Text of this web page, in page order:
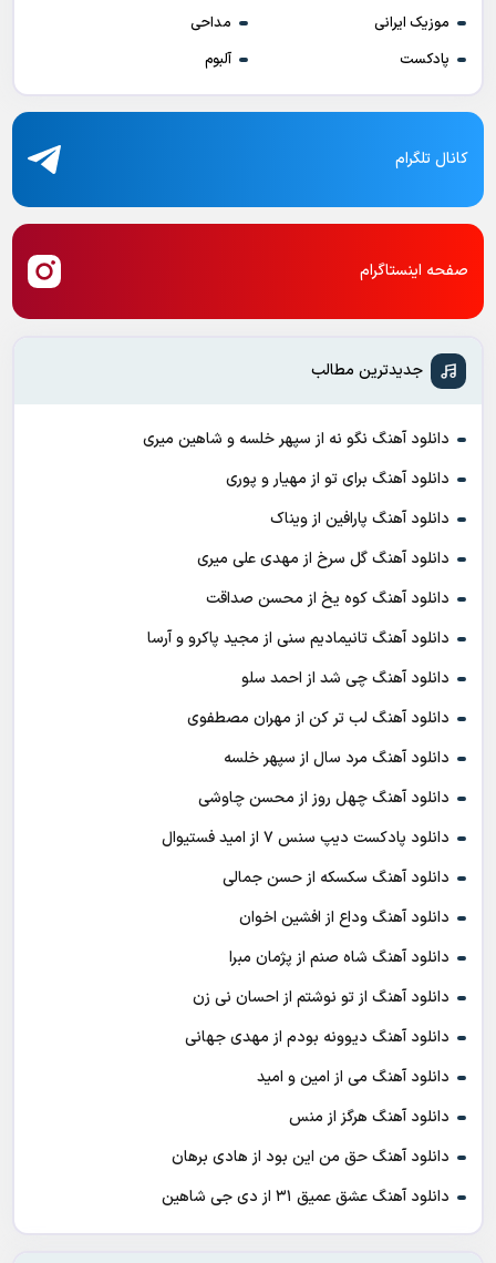
موزیک ایرانی
مداحی
پادکست
آلبوم
کانال تلگرام
صفحه اینستاگرام
جدیدترین مطالب
دانلود آهنگ نگو نه از سپهر خلسه و شاهین میری
دانلود آهنگ برای تو از مهیار و پوری
دانلود آهنگ پارافین از ویناک
دانلود آهنگ گل سرخ از مهدی علی میری
دانلود آهنگ کوه یخ از محسن صداقت
دانلود آهنگ تانیمادیم سنی از مجید پاکرو و آرسا
دانلود آهنگ چی شد از احمد سلو
دانلود آهنگ لب تر کن از مهران مصطفوی
دانلود آهنگ مرد سال از سپهر خلسه
دانلود آهنگ چهل روز از محسن چاوشی
دانلود پادکست ديپ سنس ۷ از اميد فستيوال
دانلود آهنگ سکسکه از حسن جمالی
دانلود آهنگ وداع از افشين اخوان
دانلود آهنگ شاه صنم از پژمان مبرا
دانلود آهنگ از تو نوشتم از احسان نی زن
دانلود آهنگ دیوونه بودم از مهدی جهانی
دانلود آهنگ می از امین و امید
دانلود آهنگ هرگز از منس
دانلود آهنگ حق من این بود از هادی برهان
دانلود آهنگ عشق عمیق ۳۱ از دی جی شاهین